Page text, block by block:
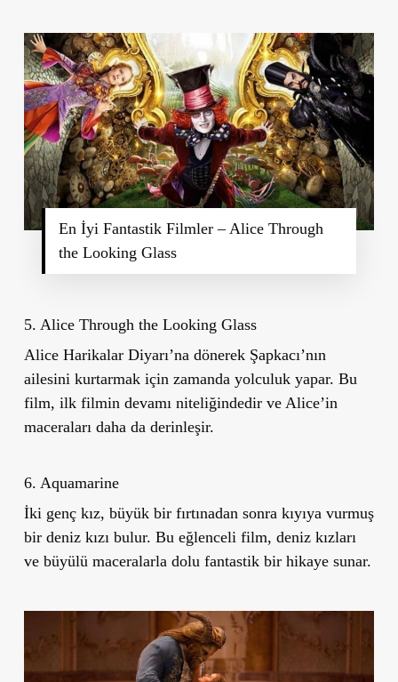
En İyi Fantastik Filmler – Alice Through
the Looking Glass
5. Alice Through the Looking Glass
Alice Harikalar Diyarı’na dönerek Şapkacı’nın
ailesini kurtarmak için zamanda yolculuk yapar. Bu
film, ilk filmin devamı niteliğindedir ve Alice’in
maceraları daha da derinleşir.
6. Aquamarine
İki genç kız, büyük bir fırtınadan sonra kıyıya vurmuş
bir deniz kızı bulur. Bu eğlenceli film, deniz kızları
ve büyülü maceralarla dolu fantastik bir hikaye sunar.